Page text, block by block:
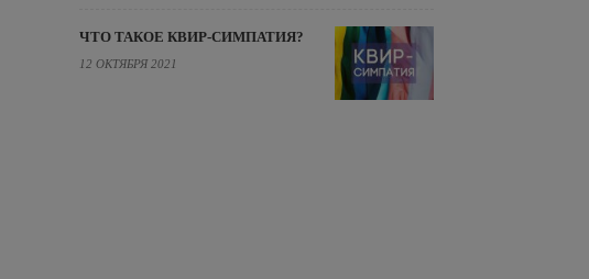
ЧТО ТАКОЕ КВИР-СИМПАТИЯ?
12 ОКТЯБРЯ 2021